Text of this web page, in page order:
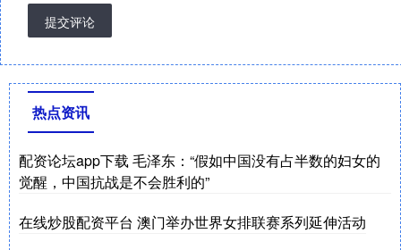
提交评论
热点资讯
配资论坛app下载 毛泽东：“假如中国没有占半数的妇女的
觉醒，中国抗战是不会胜利的”
在线炒股配资平台 澳门举办世界女排联赛系列延伸活动